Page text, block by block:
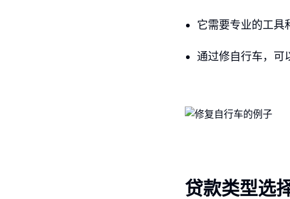
它需要专业的工具
通过修自行车，可
贷款类型选